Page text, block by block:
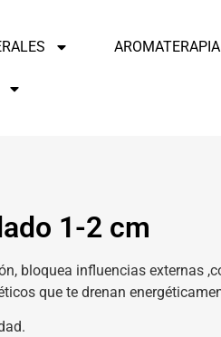
AROMATERAPIA
1-2 cm
bloquea influencias externas
que te drenan